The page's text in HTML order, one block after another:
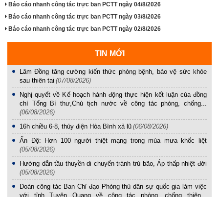
Báo cáo nhanh công tác trực ban PCTT ngày 04/8/2026
Báo cáo nhanh công tác trực ban PCTT ngày 03/8/2026
Báo cáo nhanh công tác trực ban PCTT ngày 02/8/2026
TIN MỚI
Lâm Đồng tăng cường kiến thức phòng bệnh, bảo vệ sức khỏe
sau thiên tai (07/08/2026)
Nghị quyết về Kế hoạch hành động thực hiện kết luận của đồng
chí Tổng Bí thư,Chủ tịch nước về công tác phòng, chống...
(06/08/2026)
16h chiều 6-8, thủy điện Hòa Bình xả lũ (06/08/2026)
Ấn Độ: Hơn 100 người thiệt mạng trong mùa mưa khốc liệt
(05/08/2026)
Hướng dẫn tầu thuyền di chuyển tránh trú bão, Áp thấp nhiệt đới
(05/08/2026)
Đoàn công tác Ban Chỉ đạo Phòng thủ dân sự quốc gia làm việc
với tỉnh Tuyên Quang về công tác phòng, chống thiên...